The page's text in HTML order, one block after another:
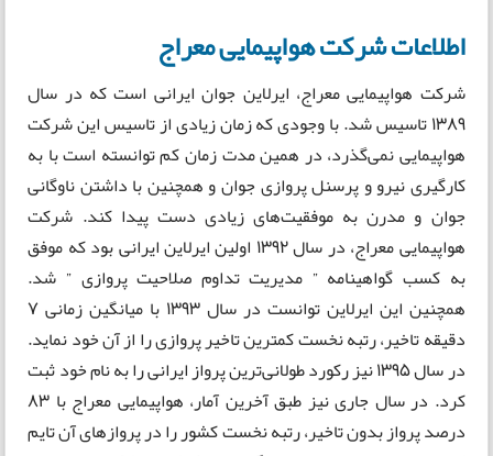
اطلاعات شرکت هواپیمایی معراج
شرکت هواپیمایی معراج، ایرلاین جوان ایرانی است که در سال
1389 تاسیس شد. با وجودی که زمان زیادی از تاسیس این شرکت
هواپیمایی نمی‌گذرد، در همین مدت زمان کم توانسته است با به
کارگیری نیرو و پرسنل پروازی جوان و همچنین با داشتن ناوگانی
جوان و مدرن به موفقیت‌های زیادی دست پیدا کند. شرکت
هواپیمایی معراج، در سال 1392 اولین ایرلاین ایرانی بود که موفق
به کسب گواهینامه ” مدیریت تداوم صلاحیت پروازی ” شد.
همچنین این ایرلاین توانست در سال 1393 با میانگین زمانی 7
دقیقه تاخیر،‌ رتبه نخست کمترین تاخیر پروازی را از آن خود نماید.
در سال 1395 نیز رکورد طولانی‌ترین پرواز ایرانی را به نام خود ثبت
کرد. در سال جاری نیز طبق آخرین آمار، هواپیمایی معراج با 83
درصد پرواز بدون تاخیر،‌ رتبه نخست کشور را در پروازهای آن تایم